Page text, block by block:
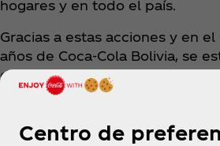
hogares y en todo el país.
Gracias a estas acciones y en
años de Coca‑Cola Bolivia, se
desarrollo económico con
beneficien a la comunidad y
Centro de